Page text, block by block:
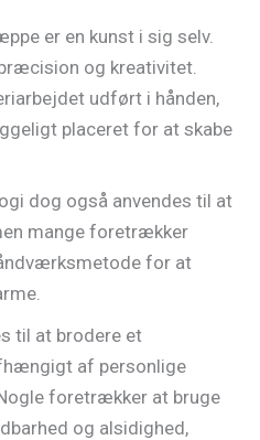
er en kunst i sig selv.
og kreativitet.
udført i hånden,
placeret for at skabe
dog også anvendes til at
mange foretrækker
for at
til at brodere et
af personlige
foretrækker at bruge
og alsidighed,